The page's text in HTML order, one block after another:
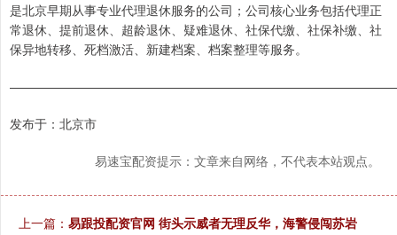
是北京早期从事专业代理退休服务的公司；公司核心业务包括代理正
常退休、提前退休、超龄退休、疑难退休、社保代缴、社保补缴、社
保异地转移、死档激活、新建档案、档案整理等服务。
发布于：北京市
易速宝配资提示：文章来自网络，不代表本站观点。
上一篇： 易跟投配资官网 街头示威者无理反华，海警侵闯苏岩